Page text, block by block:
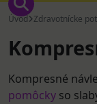
Úvod Zdravotnícke
Kompresné
pomôcky so